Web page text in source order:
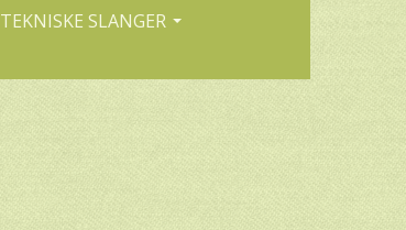
TEKNISKE SLANGER